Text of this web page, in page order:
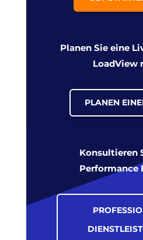
Planen Sie eine
LoadView
PLANEN
Konsultieren
Performance